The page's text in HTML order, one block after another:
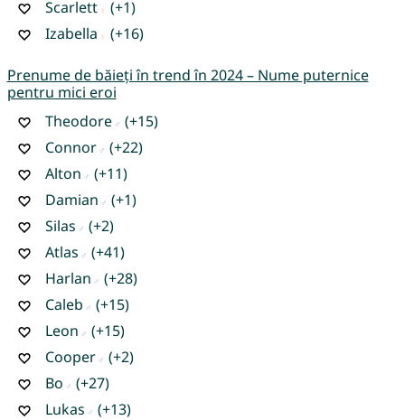
Scarlett
(+1)
Izabella
(+16)
Prenume de băieți în trend în 2024 – Nume puternice
pentru mici eroi
Theodore
(+15)
Connor
(+22)
Alton
(+11)
Damian
(+1)
Silas
(+2)
Atlas
(+41)
Harlan
(+28)
Caleb
(+15)
Leon
(+15)
Cooper
(+2)
Bo
(+27)
Lukas
(+13)